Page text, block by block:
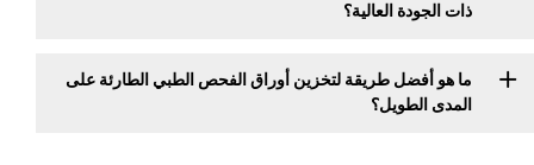
ذات الجودة العالية؟
ما هو أفضل طريقة لتخزين أوراق الفحص الطبي الطارئة على
المدى الطويل؟